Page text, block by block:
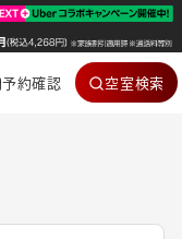
予約確認 空室検索